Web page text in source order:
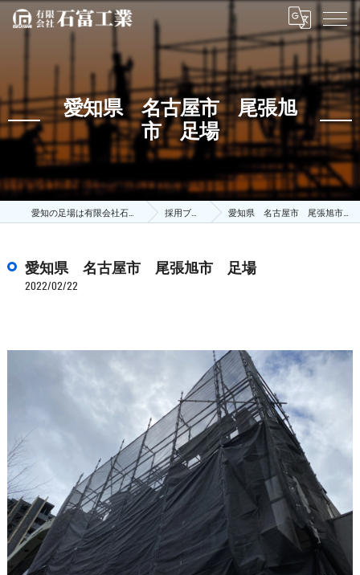
愛知県 名古屋市 尾張旭
市 足場
愛知の足場は有限会社石富工業 採用ブログ 愛知県 名古屋市 尾張旭市 足場
愛知県 名古屋市 尾張旭市 足場
2022/02/22